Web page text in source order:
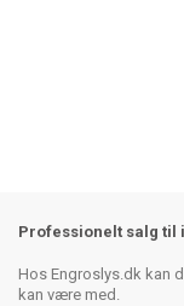
Professionelt salg til
Hos Engroslys.dk kan
kan være med.